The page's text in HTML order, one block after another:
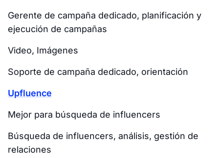
Gerente de campaña dedicado, planificación y
ejecución de campañas
Video, Imágenes
Soporte de campaña dedicado, orientación
Upfluence
Mejor para búsqueda de influencers
Búsqueda de influencers, análisis, gestión de
relaciones